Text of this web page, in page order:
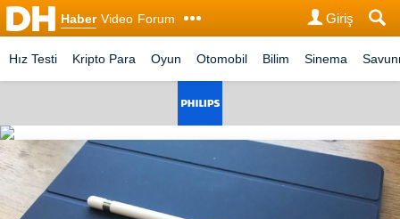
Haber Video Forum Giriş
Hız Testi Kripto Para Oyun Otomobil Bilim Sinema